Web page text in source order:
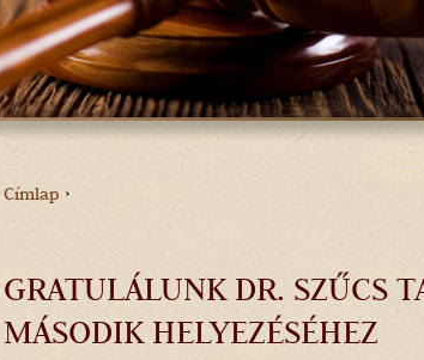
Címlap ›
GRATULÁLUNK DR. SZŰCS
MÁSODIK HELYEZÉSÉHEZ